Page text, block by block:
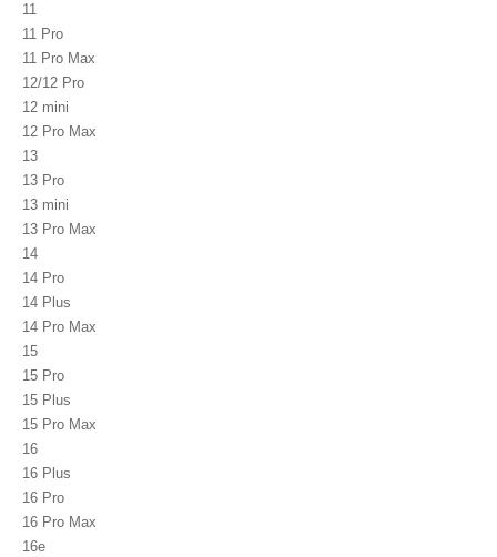
11
11 Pro
11 Pro Max
12/12 Pro
12 mini
12 Pro Max
13
13 Pro
13 mini
13 Pro Max
14
14 Pro
14 Plus
14 Pro Max
15
15 Pro
15 Plus
15 Pro Max
16
16 Plus
16 Pro
16 Pro Max
16e